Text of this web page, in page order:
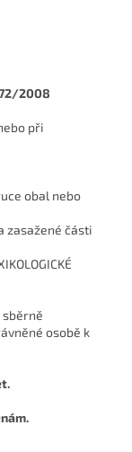
2008
při
obal nebo
zasažené části
sběrně
osobě k